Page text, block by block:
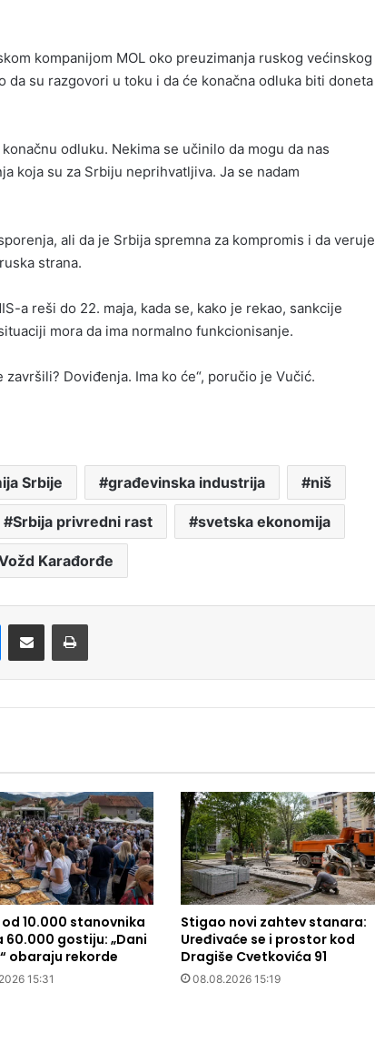
kompanijom MOL oko preuzimanja ruskog većinskog
su razgovori u toku i da će konačna odluka biti doneta
odluku. Nekima se učinilo da mogu da nas
koja su za Srbiju neprihvatljiva. Ja se nadam
ali da je Srbija spremna za kompromis i da veruje
strana.
a reši do 22. maja, kada se, kako je rekao, sankcije
mora da ima normalno funkcionisanje.
Doviđenja. Ima ko će“, poručio je Vučić.
Srbije građevinska industrija niš
Srbija privredni rast svetska ekonomija
Karađorđe
10.000 stanovnika
60.000 gostiju: „Dani
obaraju rekorde
15:31
Stigao novi zahtev stanara:
Uređivaće se i prostor kod
Dragiše Cvetkovića 91
08.08.2026 15:19